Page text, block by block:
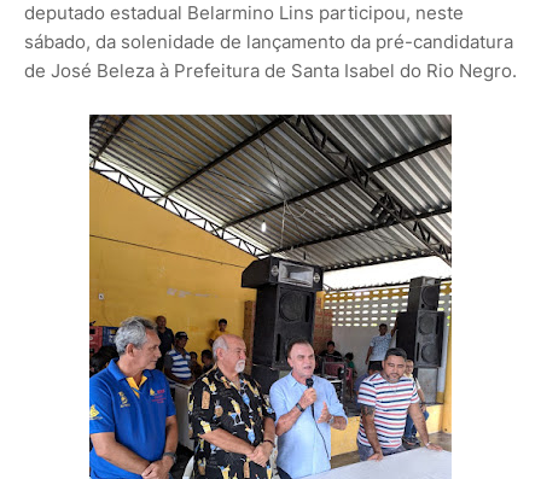
deputado estadual Belarmino Lins participou, neste
sábado, da solenidade de lançamento da pré-candidatura
de José Beleza à Prefeitura de Santa Isabel do Rio Negro.